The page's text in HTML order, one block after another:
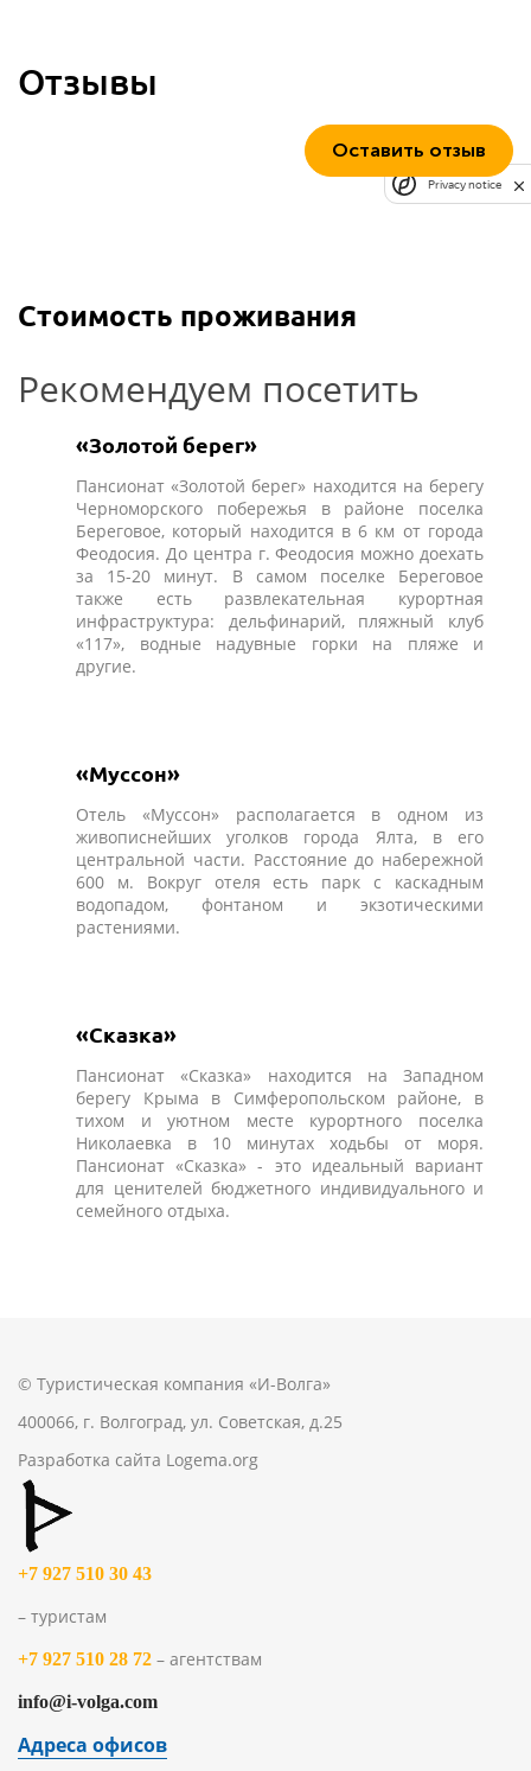
Отзывы
Оставить отзыв
Стоимость проживания
Рекомендуем посетить
«Золотой берег»
Пансионат «Золотой берег» находится на берегу
Черноморского побережья в районе поселка
Береговое, который находится в 6 км от города
Феодосия. До центра г. Феодосия можно доехать
за 15-20 минут. В самом поселке Береговое
также есть развлекательная курортная
инфраструктура: дельфинарий, пляжный клуб
«117», водные надувные горки на пляже и
другие.
«Муссон»
Отель «Муссон» располагается в одном из
живописнейших уголков города Ялта, в его
центральной части. Расстояние до набережной
600 м. Вокруг отеля есть парк с каскадным
водопадом, фонтаном и экзотическими
растениями.
«Сказка»
Пансионат «Сказка» находится на Западном
берегу Крыма в Симферопольском районе, в
тихом и уютном месте курортного поселка
Николаевка в 10 минутах ходьбы от моря.
Пансионат «Сказка» - это идеальный вариант
для ценителей бюджетного индивидуального и
семейного отдыха.
© Туристическая компания «И-Волга»
400066, г. Волгоград, ул. Советская, д.25
Разработка сайта Logema.org
+7 927 510 30 43
– туристам
+7 927 510 28 72 – агентствам
info@i-volga.com
Адреса офисов
Privacy notice